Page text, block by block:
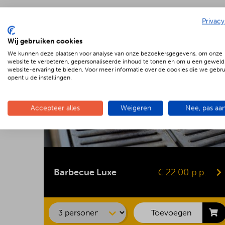
Barbecue Luxe € 22.00 p.p.
Shaslick
Toevoegen
Wij gebruiken cookies
We kunnen deze plaatsen voor analyse van onze bezoekersgegevens, om onze
website te verbeteren, gepersonaliseerde inhoud te tonen en om u een
website-ervaring te bieden. Voor meer informatie over de cookies die we
opent u de instellingen.
Accepteer alles Weigeren Nee, pas